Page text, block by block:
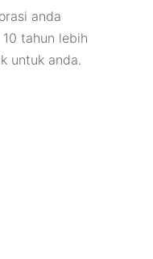
anda
tahun lebih
untuk anda.